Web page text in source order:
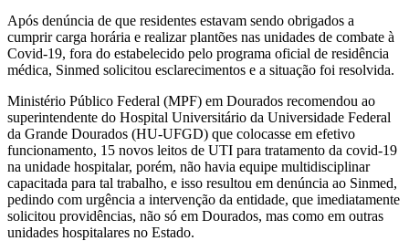
Após denúncia de que residentes estavam sendo obrigados a
cumprir carga horária e realizar plantões nas unidades de combate à
Covid-19, fora do estabelecido pelo programa oficial de residência
médica, Sinmed solicitou esclarecimentos e a situação foi resolvida.
Ministério Público Federal (MPF) em Dourados recomendou ao
superintendente do Hospital Universitário da Universidade Federal
da Grande Dourados (HU-UFGD) que colocasse em efetivo
funcionamento, 15 novos leitos de UTI para tratamento da covid-19
na unidade hospitalar, porém, não havia equipe multidisciplinar
capacitada para tal trabalho, e isso resultou em denúncia ao Sinmed,
pedindo com urgência a intervenção da entidade, que imediatamente
solicitou providências, não só em Dourados, mas como em outras
unidades hospitalares no Estado.